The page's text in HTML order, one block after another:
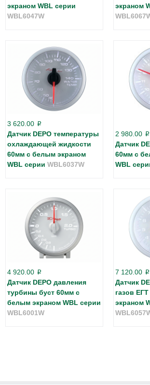
экраном WBL серии
WBL6047W
экраном
3 620.00 p
Датчик DEPO температуры
охлаждающей жидкости
60мм с белым экраном
WBL серии WBL6037W
2 980.00 p
Датчик
60мм с
WBL
4 920.00 p
Датчик DEPO давления
турбины буст 60мм с
белым экраном WBL серии
WBL6001W
7 120.00 p
Датчик
газов
экраном